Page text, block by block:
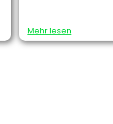
Mehr lesen